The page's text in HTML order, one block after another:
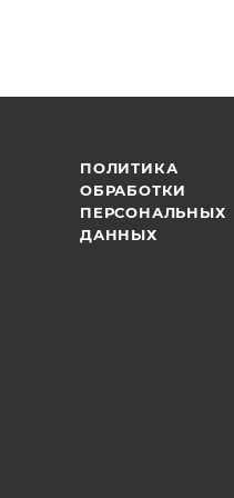
ПОЛИТИКА
ОБРАБОТКИ
ПЕРСОНАЛЬНЫХ
ДАННЫХ